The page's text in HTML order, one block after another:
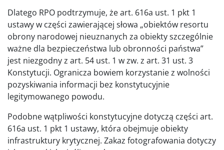
Dlatego RPO podtrzymuje, że art. 616a ust. 1 pkt 1
ustawy w części zawierającej słowa „obiektów resortu
obrony narodowej nieuznanych za obiekty szczególnie
ważne dla bezpieczeństwa lub obronności państwa”
jest niezgodny z art. 54 ust. 1 w zw. z art. 31 ust. 3
Konstytucji. Ogranicza bowiem korzystanie z wolności
pozyskiwania informacji bez konstytucyjnie
legitymowanego powodu.
Podobne wątpliwości konstytucyjne dotyczą części art.
616a ust. 1 pkt 1 ustawy, która obejmuje obiekty
infrastruktury krytycznej. Zakaz fotografowania dotyczy